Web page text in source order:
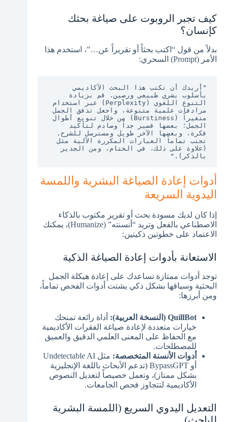
كيف تجبر الروبوت على صياغة بحثك
كإنسان؟
بدلاً من قول “اكتب بحثاً أو تقريراً عن…”، استخدم هذا
الأمر (Prompt) السحري:
"أريدك أن تكتب هذا البحث الأكاديمي
بالذكر)."
أدوات إعادة الصياغة البشرية واللمسة
اليدوية السريعة
إذا كان لديك مسودة بحث أو تقرير مكتوب بالذكاء
الاصطناعي بالفعل وتريد “أنسنته” (Humanize)، يمكنك
الاعتماد على خطوتين ذكيتين:
الاستعانة بأدوات إعادة الصياغة الذكية
توجد أدوات ممتازة تساعدك على إعادة هيكلة الجمل
البحثية وسياقها بشكل ذكي يشتت أدوات الفحص تماماً،
ومن أبرزها:
QuillBot (النسخة العربية):
أداة رائعة تمنحك
خيارات متعددة لإعادة صياغة الفقرات الأكاديمية
مع الحفاظ على المعنى العلمي الدقيق والعميق
للمصطلحات.
أدوات الأنسنة المتخصصة:
مثل Undetectable AI
أو BypassGPT (تدعم الأبحاث باللغة الإنجليزية
بشكل ممتاز)، وتعمل خصيصاً لتعديل النصوص
الأكاديمية لتتجاوز فحص الجامعات.
التعديل اليدوي السريع (اللمسة البشرية
للباحث)